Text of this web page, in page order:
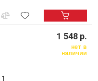
1
1 548 р.
нет в
наличии